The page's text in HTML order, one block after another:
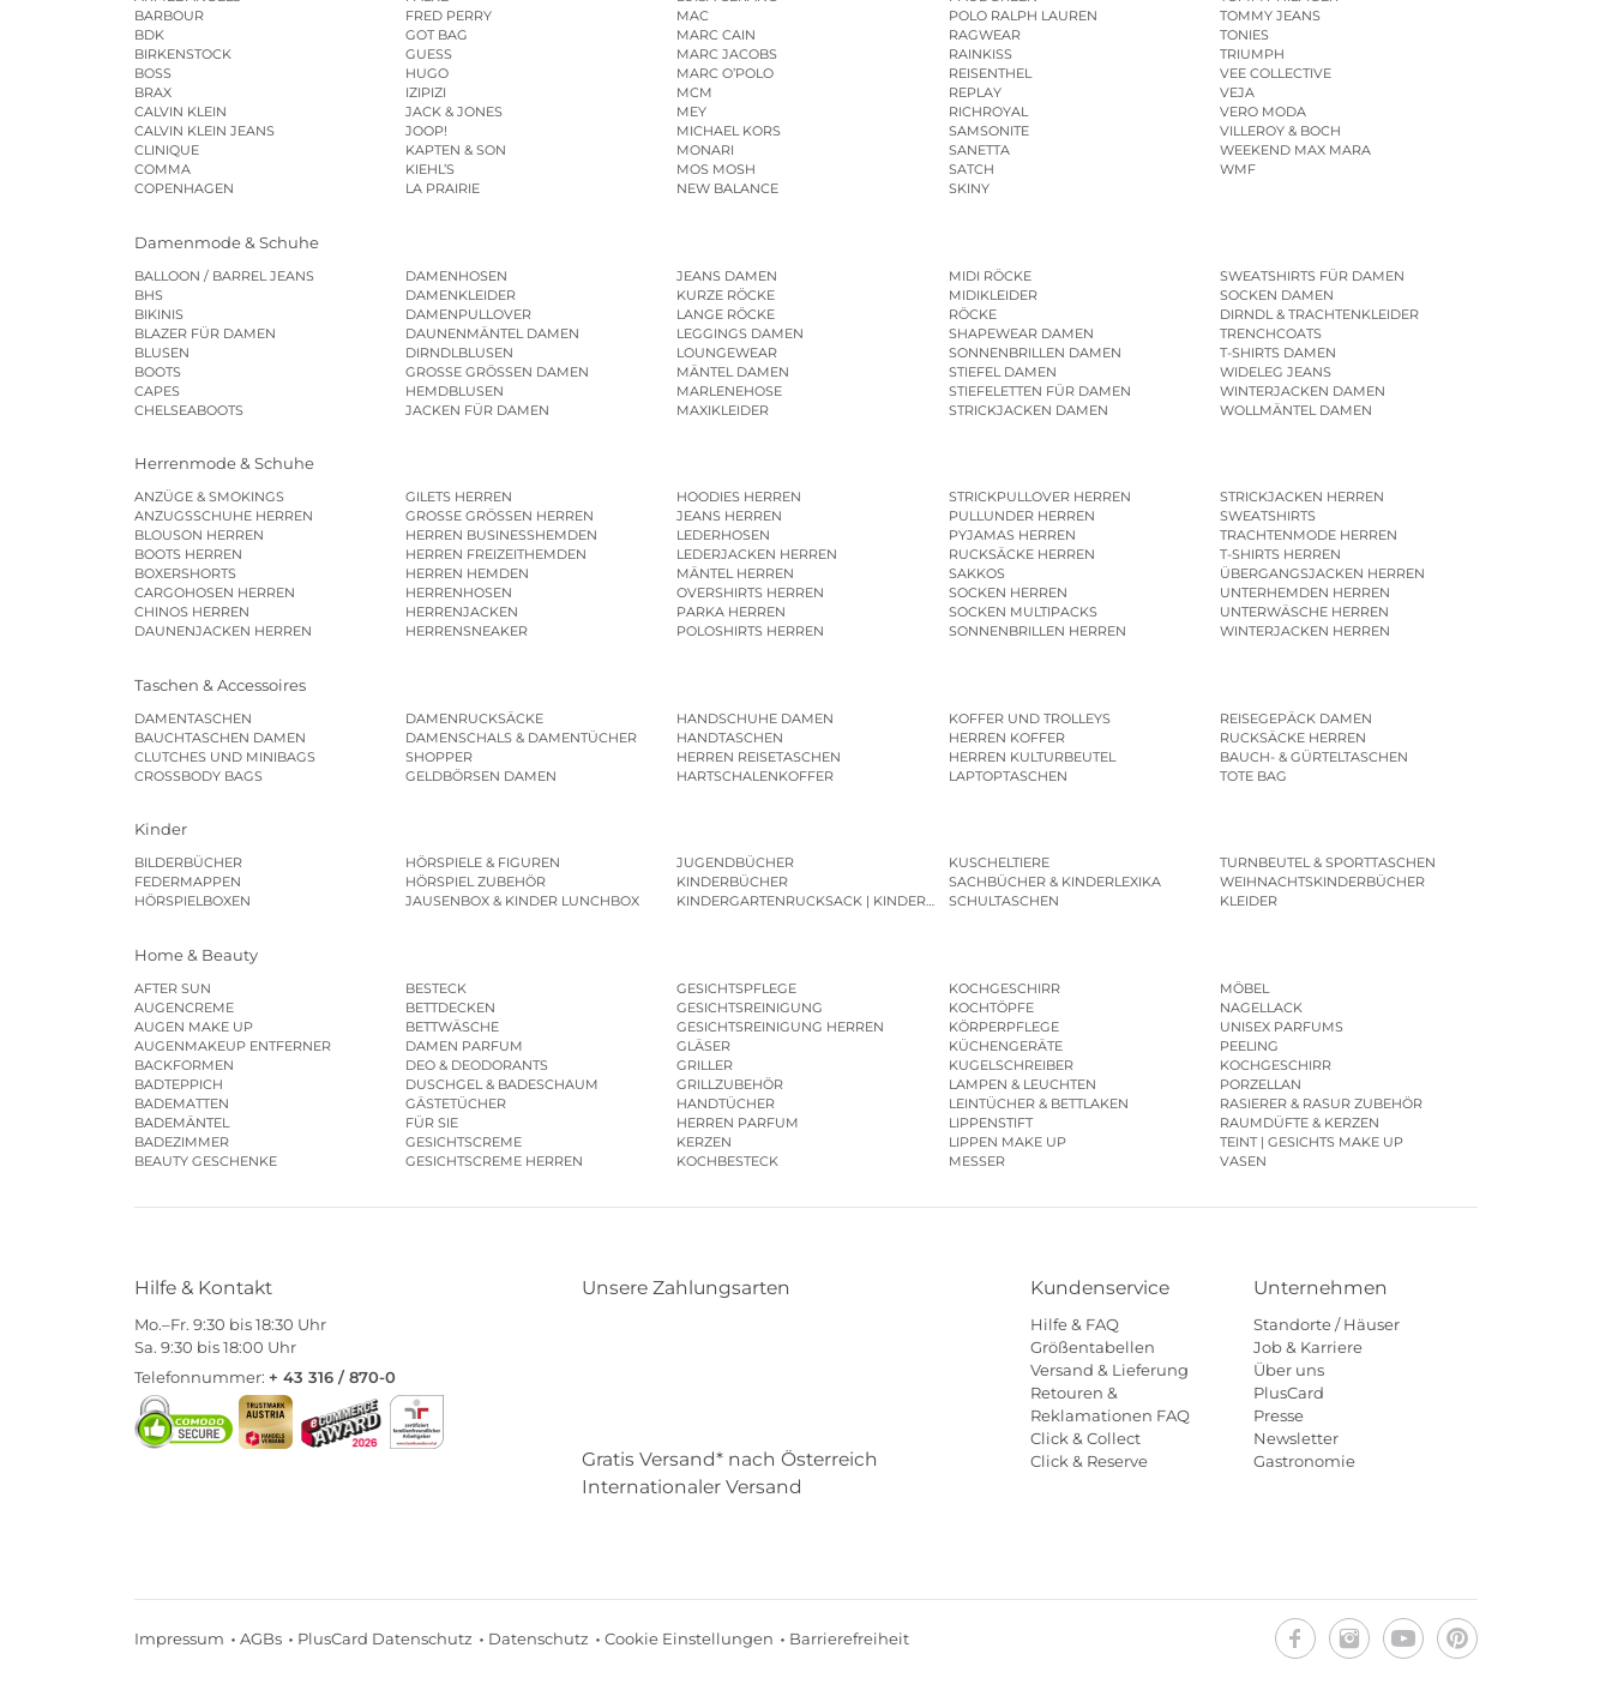
BARBOUR
BDK
BIRKENSTOCK
BOSS
BRAX
CALVIN KLEIN
CALVIN KLEIN JEANS
CLINIQUE
COMMA
COPENHAGEN
FRED PERRY
GOT BAG
GUESS
HUGO
IZIPIZI
JACK & JONES
JOOP!
KAPTEN & SON
KIEHL’S
LA PRAIRIE
MAC
MARC CAIN
MARC JACOBS
MARC O’POLO
MCM
MEY
MICHAEL KORS
MONARI
MOS MOSH
NEW BALANCE
POLO RALPH LAUREN
RAGWEAR
RAINKISS
REISENTHEL
REPLAY
RICHROYAL
SAMSONITE
SANETTA
SATCH
SKINY
TOMMY JEANS
TONIES
TRIUMPH
VEE COLLECTIVE
VEJA
VERO MODA
VILLEROY & BOCH
WEEKEND MAX MARA
WMF
Damenmode & Schuhe
BALLOON / BARREL JEANS
BHS
BIKINIS
BLAZER FÜR DAMEN
BLUSEN
BOOTS
CAPES
CHELSEABOOTS
DAMENHOSEN
DAMENKLEIDER
DAMENPULLOVER
DAUNENMÄNTEL DAMEN
DIRNDLBLUSEN
GROSSE GRÖSSEN DAMEN
HEMDBLUSEN
JACKEN FÜR DAMEN
JEANS DAMEN
KURZE RÖCKE
LANGE RÖCKE
LEGGINGS DAMEN
LOUNGEWEAR
MÄNTEL DAMEN
MARLENEHOSE
MAXIKLEIDER
MIDI RÖCKE
MIDIKLEIDER
RÖCKE
SHAPEWEAR DAMEN
SONNENBRILLEN DAMEN
STIEFEL DAMEN
STIEFELETTEN FÜR DAMEN
STRICKJACKEN DAMEN
SWEATSHIRTS FÜR DAMEN
SOCKEN DAMEN
DIRNDL & TRACHTENKLEIDER
TRENCHCOATS
T-SHIRTS DAMEN
WIDELEG JEANS
WINTERJACKEN DAMEN
WOLLMÄNTEL DAMEN
Herrenmode & Schuhe
ANZÜGE & SMOKINGS
ANZUGSSCHUHE HERREN
BLOUSON HERREN
BOOTS HERREN
BOXERSHORTS
CARGOHOSEN HERREN
CHINOS HERREN
DAUNENJACKEN HERREN
GILETS HERREN
GROSSE GRÖSSEN HERREN
HERREN BUSINESSHEMDEN
HERREN FREIZEITHEMDEN
HERREN HEMDEN
HERRENHOSEN
HERRENJACKEN
HERRENSNEAKER
HOODIES HERREN
JEANS HERREN
LEDERHOSEN
LEDERJACKEN HERREN
MÄNTEL HERREN
OVERSHIRTS HERREN
PARKA HERREN
POLOSHIRTS HERREN
STRICKPULLOVER HERREN
PULLUNDER HERREN
PYJAMAS HERREN
RUCKSÄCKE HERREN
SAKKOS
SOCKEN HERREN
SOCKEN MULTIPACKS
SONNENBRILLEN HERREN
STRICKJACKEN HERREN
SWEATSHIRTS
TRACHTENMODE HERREN
T-SHIRTS HERREN
ÜBERGANGSJACKEN HERREN
UNTERHEMDEN HERREN
UNTERWÄSCHE HERREN
WINTERJACKEN HERREN
Taschen & Accessoires
DAMENTASCHEN
BAUCHTASCHEN DAMEN
CLUTCHES UND MINIBAGS
CROSSBODY BAGS
DAMENRUCKSÄCKE
DAMENSCHALS & DAMENTÜCHER
SHOPPER
GELDBÖRSEN DAMEN
HANDSCHUHE DAMEN
HANDTASCHEN
HERREN REISETASCHEN
HARTSCHALENKOFFER
KOFFER UND TROLLEYS
HERREN KOFFER
HERREN KULTURBEUTEL
LAPTOPTASCHEN
REISEGEPÄCK DAMEN
RUCKSÄCKE HERREN
BAUCH- & GÜRTELTASCHEN
TOTE BAG
Kinder
BILDERBÜCHER
FEDERMAPPEN
HÖRSPIELBOXEN
HÖRSPIELE & FIGUREN
HÖRSPIEL ZUBEHÖR
JAUSENBOX & KINDER LUNCHBOX
JUGENDBÜCHER
KINDERBÜCHER
KINDERGARTENRUCKSACK | KINDERGARTENBEUTEL
KUSCHELTIERE
SACHBÜCHER & KINDERLEXIKA
SCHULTASCHEN
TURNBEUTEL & SPORTTASCHEN
WEIHNACHTSKINDERBÜCHER
KLEIDER
Home & Beauty
AFTER SUN
AUGENCREME
AUGEN MAKE UP
AUGENMAKEUP ENTFERNER
BACKFORMEN
BADTEPPICH
BADEMATTEN
BADEMÄNTEL
BADEZIMMER
BEAUTY GESCHENKE
BESTECK
BETTDECKEN
BETTWÄSCHE
DAMEN PARFUM
DEO & DEODORANTS
DUSCHGEL & BADESCHAUM
GÄSTETÜCHER
FÜR SIE
GESICHTSCREME
GESICHTSCREME HERREN
GESICHTSPFLEGE
GESICHTSREINIGUNG
GESICHTSREINIGUNG HERREN
GLÄSER
GRILLER
GRILLZUBEHÖR
HANDTÜCHER
HERREN PARFUM
KERZEN
KOCHBESTECK
KOCHGESCHIRR
KOCHTÖPFE
KÖRPERPFLEGE
KÜCHENGERÄTE
KUGELSCHREIBER
LAMPEN & LEUCHTEN
LEINTÜCHER & BETTLAKEN
LIPPENSTIFT
LIPPEN MAKE UP
MESSER
MÖBEL
NAGELLACK
UNISEX PARFUMS
PEELING
KOCHGESCHIRR
PORZELLAN
RASIERER & RASUR ZUBEHÖR
RAUMDÜFTE & KERZEN
TEINT | GESICHTS MAKE UP
VASEN
Hilfe & Kontakt
Mo.–Fr. 9:30 bis 18:30 Uhr
Sa. 9:30 bis 18:00 Uhr
Telefonnummer: + 43 316 / 870-0
Kundenservice
Hilfe & FAQ
Größentabellen
Versand & Lieferung
Retouren &
Reklamationen FAQ
Click & Collect
Click & Reserve
Unternehmen
Standorte / Häuser
Job & Karriere
Über uns
PlusCard
Presse
Newsletter
Gastronomie
Unsere Zahlungsarten
Gratis Versand* nach Österreich
Internationaler Versand
Impressum AGBs PlusCard Datenschutz Datenschutz Cookie Einstellungen Barrierefreiheit